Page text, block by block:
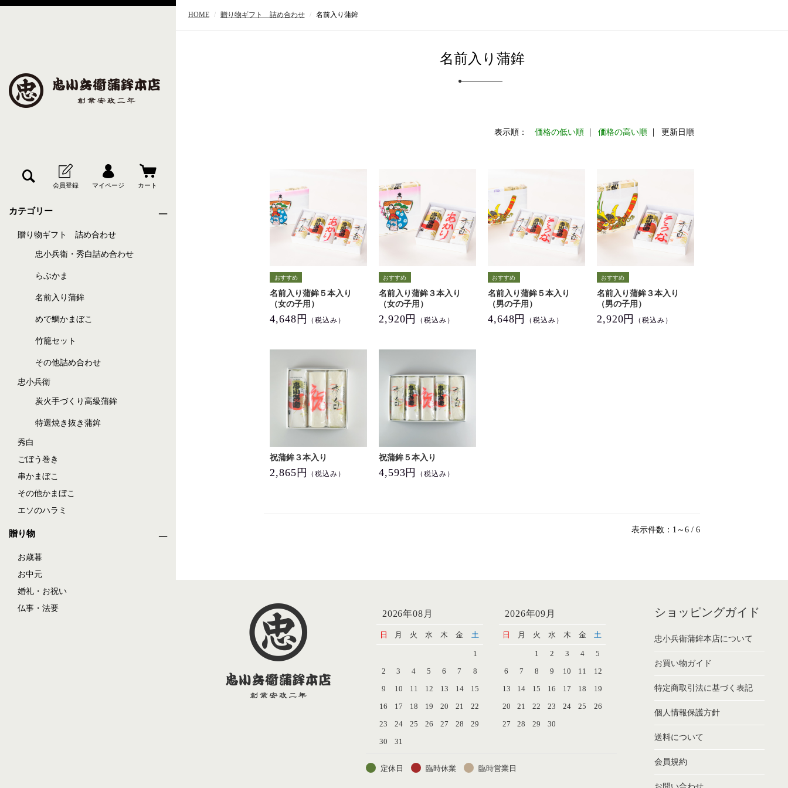
カテゴリー
贈り物ギフト 詰め合わせ
忠小兵衛・秀白詰め合わせ
らぶかま
名前入り蒲鉾
めで鯛かまぼこ
竹籠セット
その他詰め合わせ
忠小兵衛
炭火手づくり高級蒲鉾
特選焼き抜き蒲鉾
秀白
ごぼう巻き
串かまぼこ
その他かまぼこ
エソのハラミ
贈り物
お歳暮
お中元
婚礼・お祝い
仏事・法要
HOME 贈り物ギフト 詰め合わせ 名前入り蒲鉾
名前入り蒲鉾
表示順： 価格の低い順 価格の高い順 更新日順
名前入り蒲鉾５本入り
（女の子用）
4,648円 （税込み）
名前入り蒲鉾３本入り
（女の子用）
2,920円 （税込み）
名前入り蒲鉾５本入り
（男の子用）
4,648円 （税込み）
名前入り蒲鉾３本入り
（男の子用）
2,920円 （税込み）
祝蒲鉾３本入り
2,865円 （税込み）
祝蒲鉾５本入り
4,593円 （税込み）
表示件数：1～6 / 6
2026年08月
日 月 火 水 木 金 土
1
2
3 4 5 6 7
8
9
10 11 12 13 14
15
16
17 18 19 20 21
22
23
24 25 26 27 28
29
30
31
2026年09月
日 月 火 水 木 金 土
1 2 3 4
5
6
7 8 9 10 11
12
13
14 15 16 17 18
19
20
21 22 23 24 25
26
27
28 29 30
定休日 臨時休業 臨時営業日
ショッピングガイド
忠小兵衛蒲鉾本店について
お買い物ガイド
特定商取引法に基づく表記
個人情報保護方針
送料について
会員規約